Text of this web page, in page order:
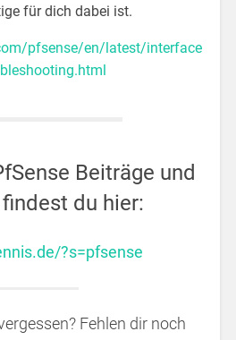
für dich dabei ist.
pfsense/en/latest/interface
Beiträge und
du hier:
?s=pfsense
Fehlen dir noch